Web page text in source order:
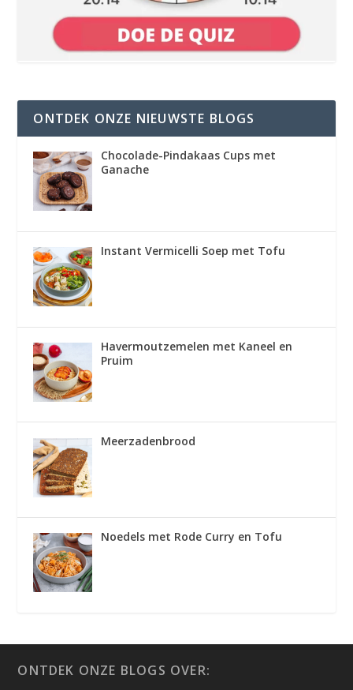
ONTDEK ONZE NIEUWSTE BLOGS
Chocolade-Pindakaas Cups met
Ganache
Instant Vermicelli Soep met Tofu
Havermoutzemelen met Kaneel en
Pruim
Meerzadenbrood
Noedels met Rode Curry en Tofu
ONTDEK ONZE BLOGS OVER: